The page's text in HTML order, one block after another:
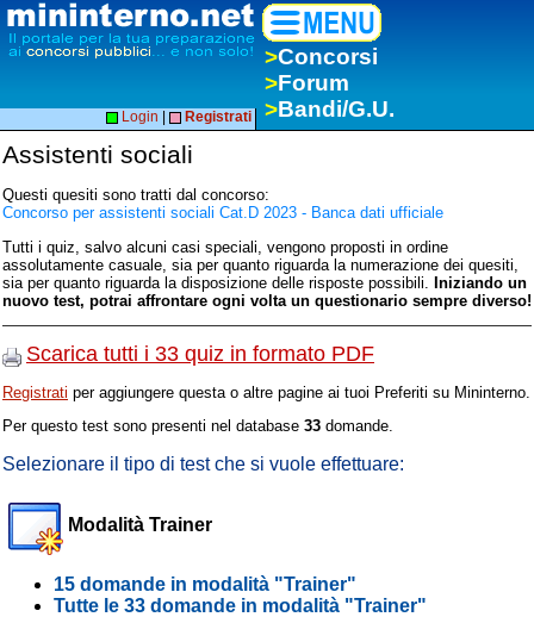
>Concorsi
>Forum
>Bandi/G.U.
Login Registrati
Assistenti sociali
Questi quesiti sono tratti dal concorso:
Concorso per assistenti sociali Cat.D 2023 - Banca dati ufficiale
Tutti i quiz, salvo alcuni casi speciali, vengono proposti in ordine
assolutamente casuale, sia per quanto riguarda la numerazione dei quesiti,
sia per quanto riguarda la disposizione delle risposte possibili. Iniziando un
nuovo test, potrai affrontare ogni volta un questionario sempre diverso!
Scarica tutti i 33 quiz in formato PDF
Registrati per aggiungere questa o altre pagine ai tuoi Preferiti su Mininterno.
Per questo test sono presenti nel database 33 domande.
Selezionare il tipo di test che si vuole effettuare:
Modalità Trainer
15 domande in modalità "Trainer"
Tutte le 33 domande in modalità "Trainer"